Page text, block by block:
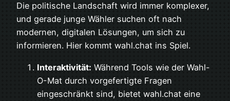
Die politische Landschaft wird immer komplexer,
und gerade junge Wähler suchen oft nach
modernen, digitalen Lösungen, um sich zu
informieren. Hier kommt wahl.chat ins Spiel.
Interaktivität: Während Tools wie der Wahl-
O-Mat durch vorgefertigte Fragen
eingeschränkt sind, bietet wahl.chat eine